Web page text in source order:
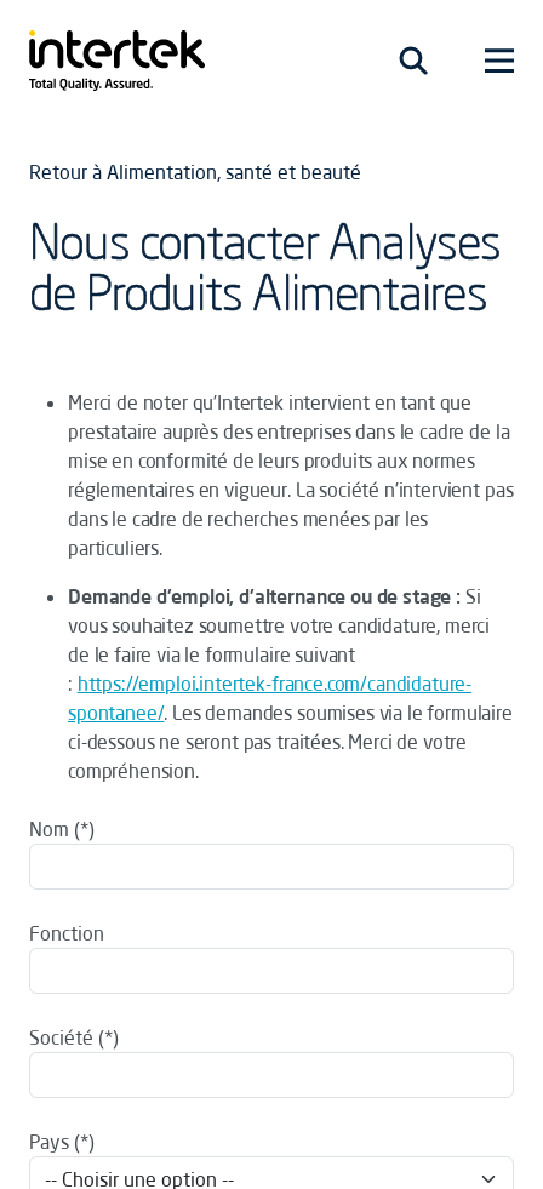
Retour à Alimentation, santé et beauté
Nous contacter Analyses
de Produits Alimentaires
Merci de noter qu’Intertek intervient en tant que
prestataire auprès des entreprises dans le cadre de la
mise en conformité de leurs produits aux normes
réglementaires en vigueur. La société n’intervient pas
dans le cadre de recherches menées par les
particuliers.
Demande d'emploi, d'alternance ou de stage : Si
vous souhaitez soumettre votre candidature, merci
de le faire via le formulaire suivant
: https://emploi.intertek-france.com/candidature-
spontanee/. Les demandes soumises via le formulaire
ci-dessous ne seront pas traitées. Merci de votre
compréhension.
Nom
Fonction
Société
Pays